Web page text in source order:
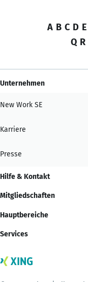
A B C D E
Q R
Unternehmen
New Work SE
Karriere
Presse
Hilfe & Kontakt
Mitgliedschaften
Hauptbereiche
Services